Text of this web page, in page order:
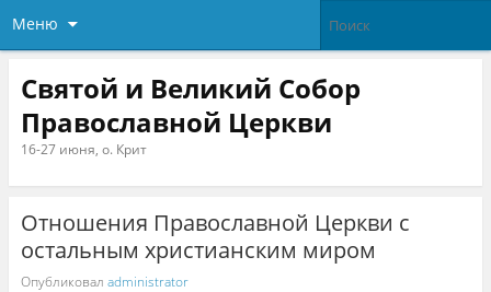
Меню
Святой и Великий Собор
Православной Церкви
16-27 июня, о. Крит
Отношения Православной Церкви с
остальным христианским миром
Опубликовал administrator